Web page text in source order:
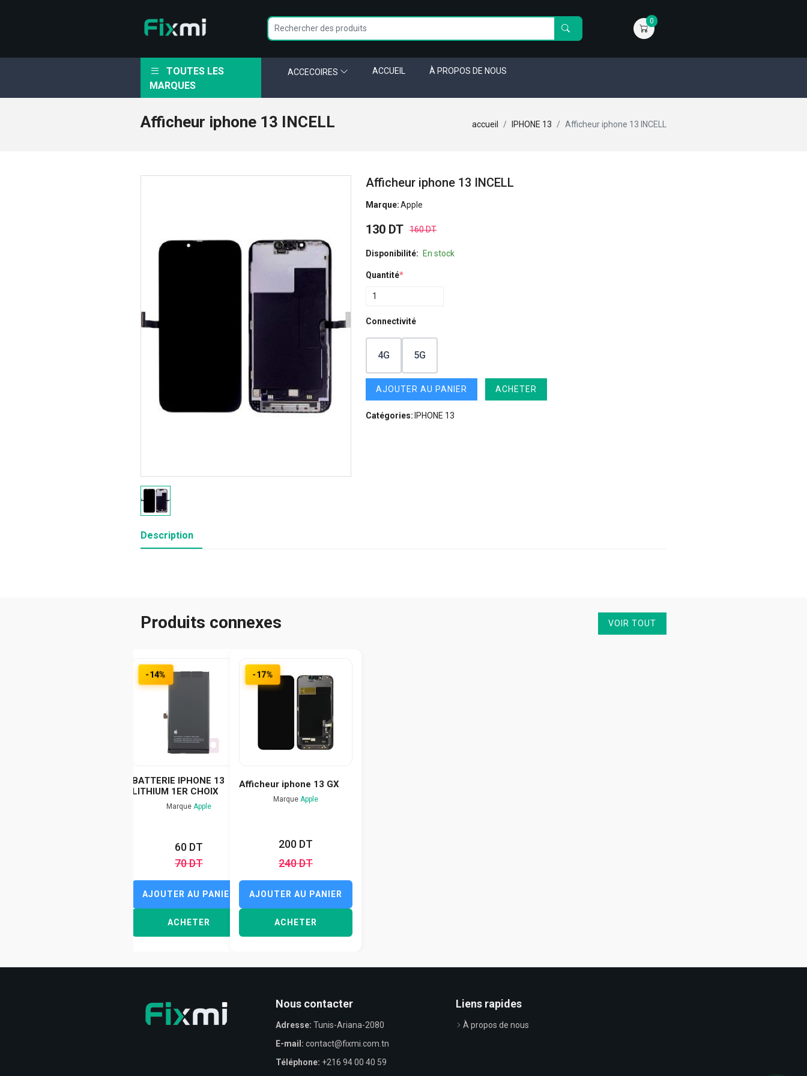
0
TOUTES LES
MARQUES
ACCECOIRES ACCUEIL À PROPOS DE NOUS
Afficheur iphone 13 INCELL accueil IPHONE 13 Afficheur iphone 13 INCELL
Afficheur iphone 13 INCELL
Marque:Apple
130 DT 160 DT
Disponibilité: En stock
Quantité*
Connectivité
4G 5G
AJOUTER AU PANIER ACHETER
Catégories: IPHONE 13
Description
Produits connexes VOIR TOUT
-14%
BATTERIE IPHONE 13
LITHIUM 1ER CHOIX
Marque Apple
60 DT
70 DT
AJOUTER AU PANIER
ACHETER
-17%
Afficheur iphone 13 GX
MarqueApple
200 DT
240 DT
AJOUTER AU PANIER
ACHETER
Nous contacter
Adresse: Tunis-Ariana-2080
E-mail: contact@fixmi.com.tn
Téléphone: +216 94 00 40 59
Liens rapides
À propos de nous